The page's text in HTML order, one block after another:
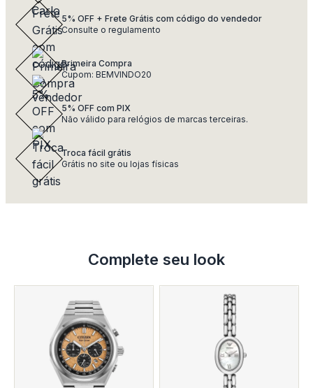
5% OFF + Frete Grátis com código do vendedor
Consulte o regulamento
Primeira Compra
Cupom: BEMVINDO20
5% OFF com PIX
Não válido para relógios de marcas terceiras.
Troca fácil grátis
Grátis no site ou lojas físicas
Complete seu look